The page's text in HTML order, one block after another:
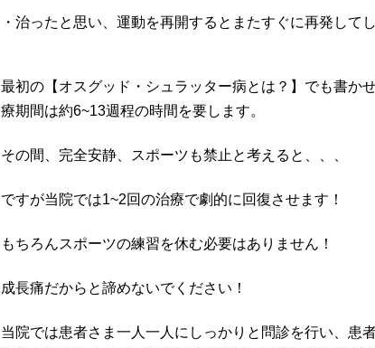
・治ったと思い、運動を再開するとまたすぐに再発して
最初の【オスグッド・シュラッター病とは？】でも書か
療期間は約6~13週程の時間を要します。
その間、完全安静、スポーツも禁止と考えると、、、
ですが当院では1~2回の治療で劇的に回復させます！
もちろんスポーツの練習を休む必要はありません！
成長痛だからと諦めないでください！
当院では患者さま一人一人にしっかりと問診を行い、患